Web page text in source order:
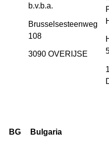
b.v.b.a.
Brusselsesteenweg
108
3090 OVERIJSE
BG Bulgaria